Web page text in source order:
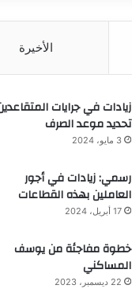
الأخيرة
زيادات في جرايات
تحديد موعد الصرف
3 مايو، 2024
رسمي: زيادات في أجور
العاملين بهذه القطاعات
17 أبريل، 2024
خطوة مفاجئة من يوسف
المساكني
22 ديسمبر، 2023